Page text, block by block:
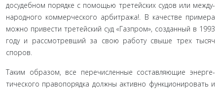
досудебном порядке с помощью третейских судов или между­
народного коммерческого арбитража!. В качестве примера
можно привести третейский суд «Газпром», созданный в 1993
году и рассмотревший за свою работу свыше трех тысяч
споров.
Таким образом, все перечисленные составляющие энерге­
тического правопорядка должны активно функционировать и